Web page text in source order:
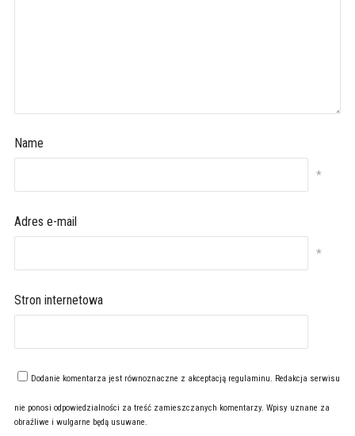
Name
*
Adres e-mail
*
Stron internetowa
Dodanie komentarza jest równoznaczne z akceptacją regulaminu. Redakcja serwisu
nie ponosi odpowiedzialności za treść zamieszczanych komentarzy. Wpisy uznane za
obraźliwe i wulgarne będą usuwane.